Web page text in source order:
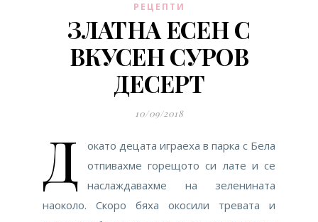
РЕЦЕПТИ
ЗЛАТНА ЕСЕН С
ВКУСЕН СУРОВ
ДЕСЕРТ
10/09/2018
Д
окато децата играеха в парка с Бела
отпивахме горещото си лате и се
наслаждавахме на зеленината
наоколо. Скоро бяха окосили тревата и